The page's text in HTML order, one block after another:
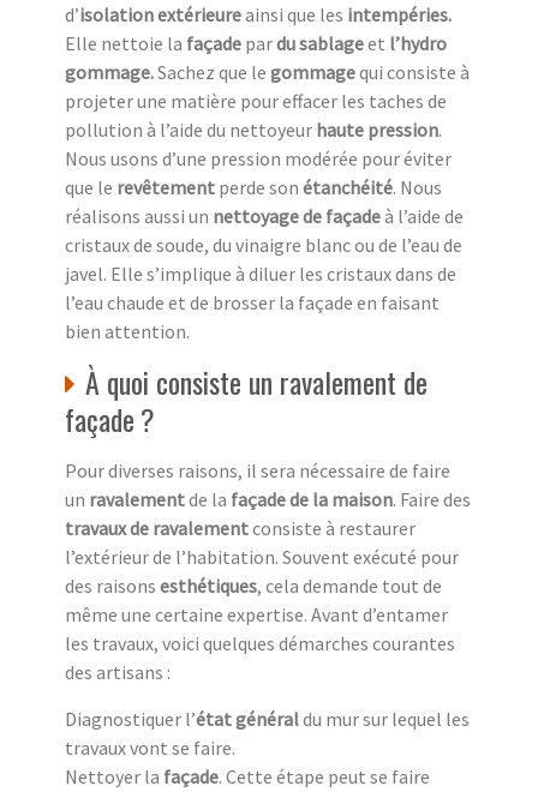
d’isolation extérieureainsi que les intempéries.
Elle nettoie la façade pardu sablageet l’hydro
gommage.Sachez que le gommagequi consiste à
projeter une matière pour effacer les taches de
pollution à l’aide du nettoyeur haute pression.
Nous usons d’une pression modérée pour éviter
que le revêtement perde son étanchéité. Nous
réalisons aussi un nettoyage de façadeà l’aide de
cristaux de soude, du vinaigre blanc ou de l’eau de
javel. Elle s’implique à diluer les cristaux dans de
l’eau chaude et de brosser la façade en faisant
bien attention.
À quoi consiste un ravalement de
façade ?
Pour diverses raisons, il sera nécessaire de faire
un ravalementde la façade de la maison. Faire des
travaux de ravalementconsiste à restaurer
l’extérieur de l’habitation. Souvent exécuté pour
des raisons esthétiques, cela demande tout de
même une certaine expertise. Avant d’entamer
les travaux, voici quelques démarches courantes
des artisans :
Diagnostiquer l’état généraldu mur sur lequel les
travaux vont se faire.
Nettoyer la façade. Cette étape peut se faire